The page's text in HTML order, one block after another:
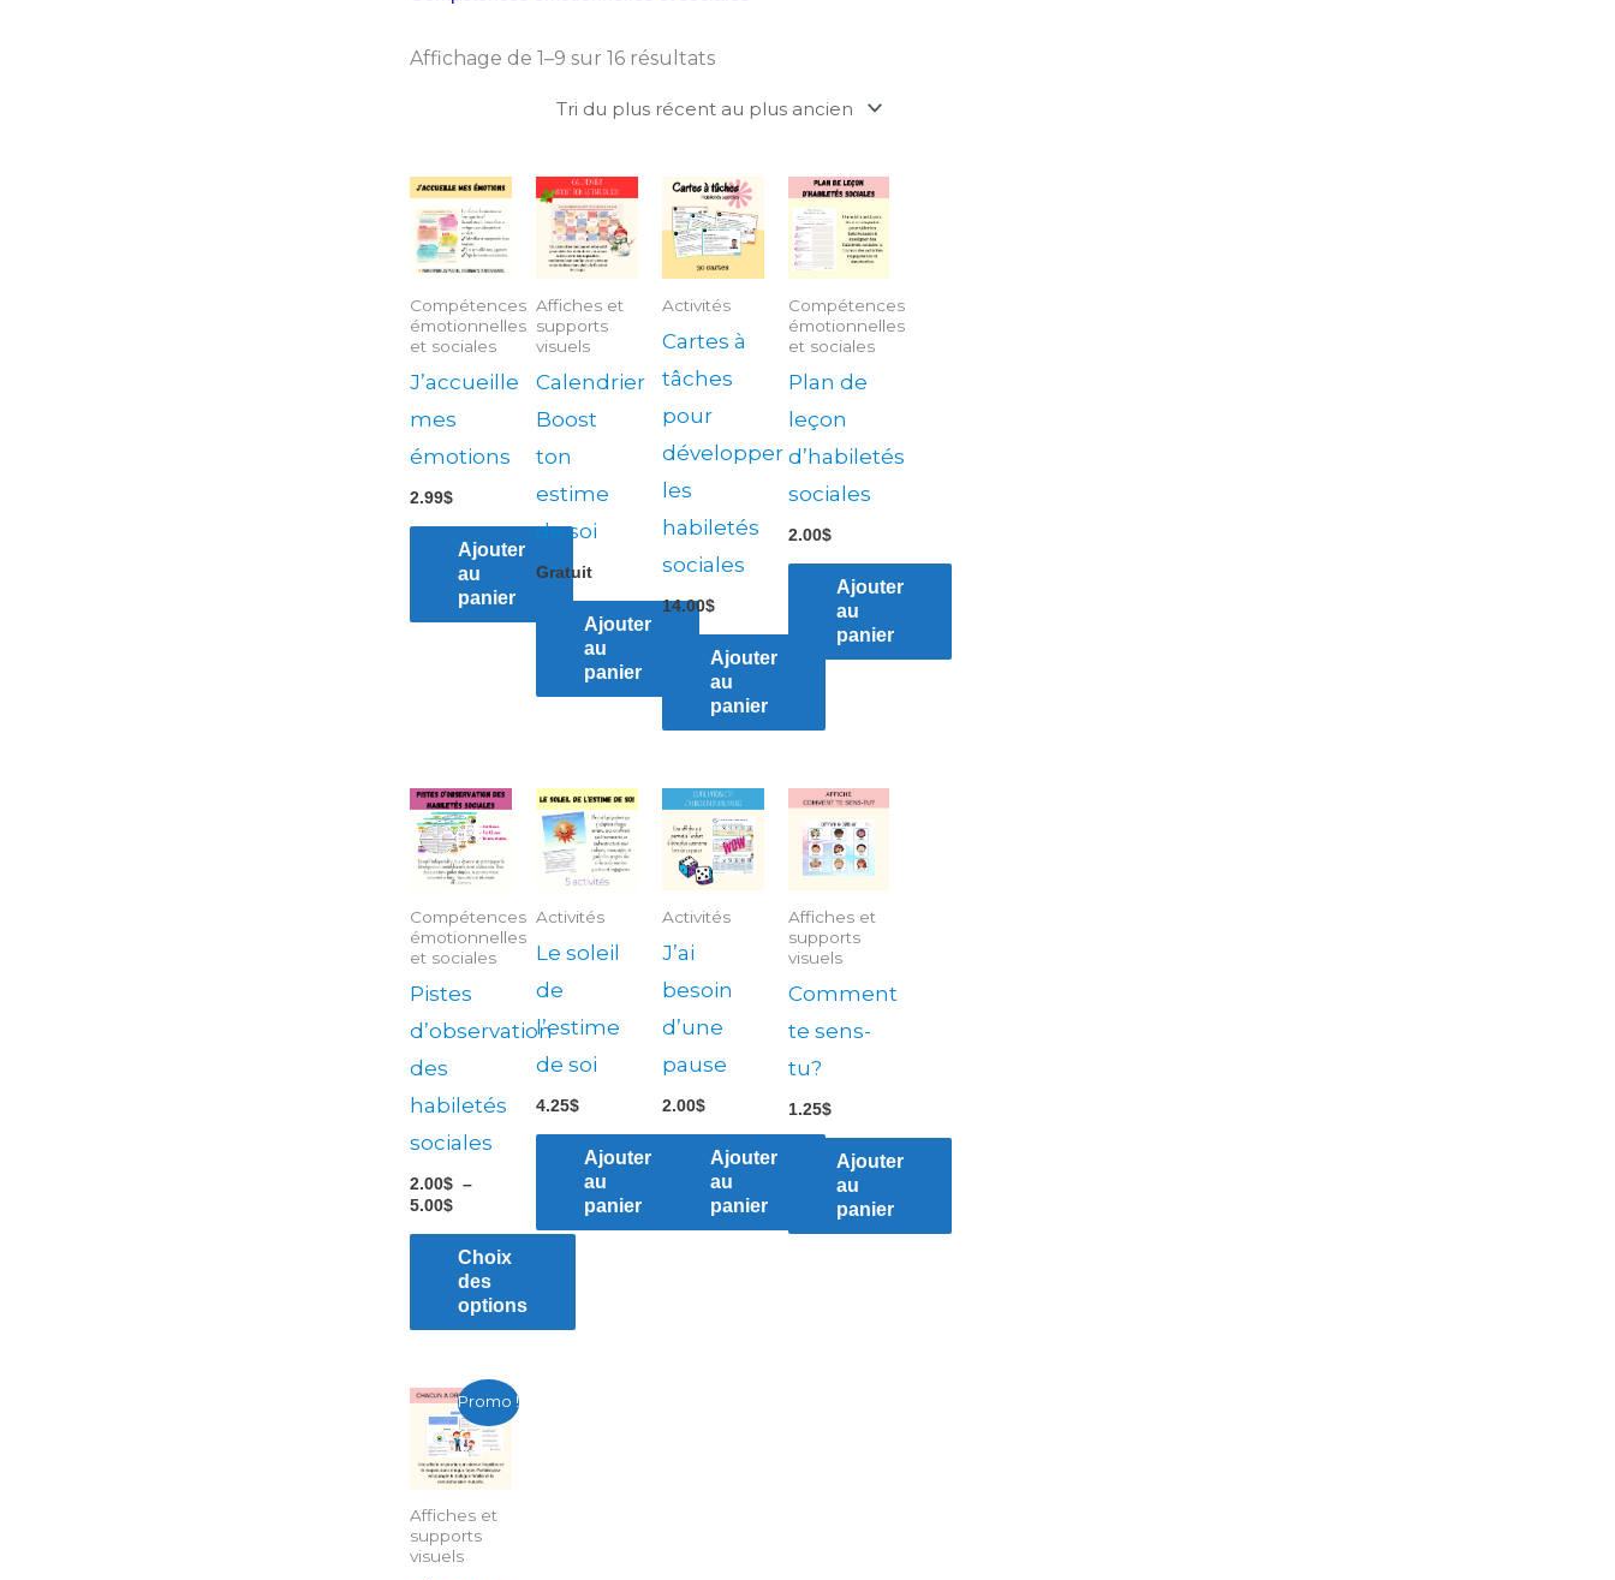
Affichage de 1–9 sur 16 résultats
Compétences
émotionnelles
et sociales
J’accueille
mes
émotions
2.99$
Ajouter
au
panier
Affiches et
supports
visuels
Calendrier
Boost
ton
estime
de soi
Gratuit
Ajouter
au
panier
Activités
Cartes à
tâches
pour
développer
les
habiletés
sociales
14.00$
Ajouter
au
panier
Compétences
émotionnelles
et sociales
Plan de
leçon
d’habiletés
sociales
2.00$
Ajouter
au
panier
Compétences
émotionnelles
et sociales
Pistes
d’observation
des
habiletés
sociales
2.00$ –
5.00$
Plage
de
prix :
2.00$
à
Choix
des
options
Ce
produit
a
plusieurs
variations.
être
choisies
sur
la
produit
Activités
Le soleil
de
l’estime
de soi
4.25$
Ajouter
au
panier
Activités
J’ai
besoin
d’une
pause
2.00$
Ajouter
au
panier
Affiches et
supports
visuels
Comment
te sens-
tu?
1.25$
Ajouter
au
panier
Promo !
Affiches et
supports
visuels
Le
prix
initial
était :
4.99$.
Le
prix
est :